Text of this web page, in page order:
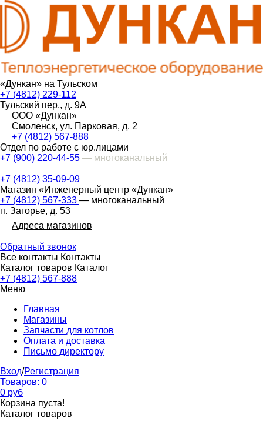
«Дункан» на Тульском
+7 (4812) 229-112
Тульский пер., д. 9А
ООО «Дункан»
Смоленск, ул. Парковая, д. 2
+7 (4812) 567-888
Отдел по работе с юр.лицами
+7 (900) 220-44-55 — многоканальный
+7 (4812) 35-09-09
Магазин «Инженерный центр «Дункан»
+7 (4812) 567-333 — многоканальный
п. Загорье, д. 53
Адреса магазинов
Обратный звонок
Все контакты Контакты
Каталог товаров Каталог
+7 (4812) 567-888
Меню
Главная
Магазины
Запчасти для котлов
Оплата и доставка
Письмо директору
Вход/Регистрация
Товаров: 0
0 руб
Корзина пуста!
Каталог товаров